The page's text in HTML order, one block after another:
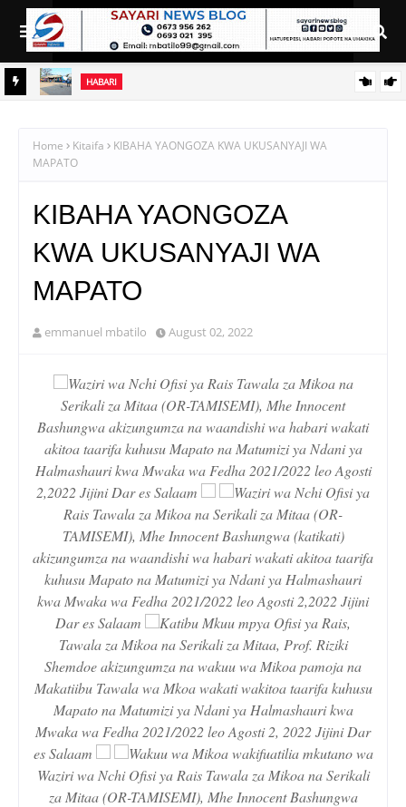
HABARI
Home Kitaifa
KIBAHA YAONGOZA KWA UKUSANYAJI WA
MAPATO
KIBAHA YAONGOZA
KWA UKUSANYAJI WA
MAPATO
emmanuel mbatilo August 02, 2022
Waziri wa Nchi Ofisi ya Rais Tawala za Mikoa na
Serikali za Mitaa (OR-TAMISEMI), Mhe Innocent
Bashungwa akizungumza na waandishi wa habari wakati
akitoa taarifa kuhusu Mapato na Matumizi ya Ndani ya
Halmashauri kwa Mwaka wa Fedha 2021/2022 leo Agosti
2,2022 Jijini Dar es Salaam
Waziri wa Nchi Ofisi ya
Rais Tawala za Mikoa na Serikali za Mitaa (OR-
TAMISEMI), Mhe Innocent Bashungwa (katikati)
akizungumza na waandishi wa habari wakati akitoa taarifa
kuhusu Mapato na Matumizi ya Ndani ya Halmashauri
kwa Mwaka wa Fedha 2021/2022 leo Agosti 2,2022 Jijini
Dar es Salaam
Katibu Mkuu mpya Ofisi ya Rais,
Tawala za Mikoa na Serikali za Mitaa, Prof. Riziki
Shemdoe akizungumza na wakuu wa Mikoa pamoja na
Makatiibu Tawala wa Mkoa wakati wakitoa taarifa kuhusu
Mapato na Matumizi ya Ndani ya Halmashauri kwa
Mwaka wa Fedha 2021/2022 leo Agosti 2, 2022 Jijini Dar
es Salaam
Wakuu wa Mikoa wakifuatilia mkutano wa
Waziri wa Nchi Ofisi ya Rais Tawala za Mikoa na Serikali
za Mitaa (OR-TAMISEMI), Mhe Innocent Bashungwa